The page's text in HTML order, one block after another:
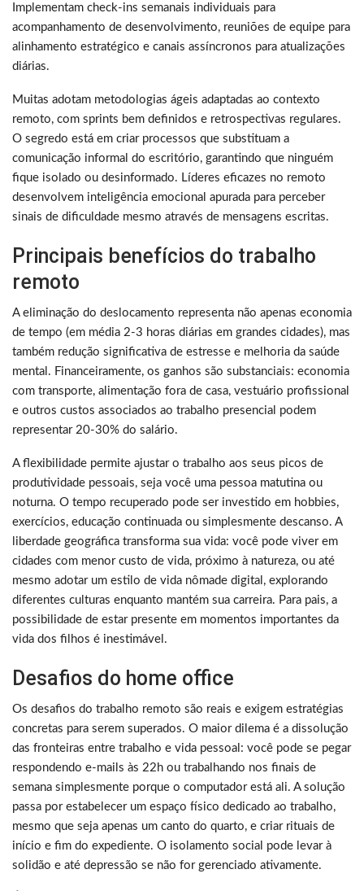
Implementam check-ins semanais individuais para
acompanhamento de desenvolvimento, reuniões de equipe para
alinhamento estratégico e canais assíncronos para atualizações
diárias.
Muitas adotam metodologias ágeis adaptadas ao contexto
remoto, com sprints bem definidos e retrospectivas regulares.
O segredo está em criar processos que substituam a
comunicação informal do escritório, garantindo que ninguém
fique isolado ou desinformado. Líderes eficazes no remoto
desenvolvem inteligência emocional apurada para perceber
sinais de dificuldade mesmo através de mensagens escritas.
Principais benefícios do trabalho
remoto
A eliminação do deslocamento representa não apenas economia
de tempo (em média 2-3 horas diárias em grandes cidades), mas
também redução significativa de estresse e melhoria da saúde
mental. Financeiramente, os ganhos são substanciais: economia
com transporte, alimentação fora de casa, vestuário profissional
e outros custos associados ao trabalho presencial podem
representar 20-30% do salário.
A flexibilidade permite ajustar o trabalho aos seus picos de
produtividade pessoais, seja você uma pessoa matutina ou
noturna. O tempo recuperado pode ser investido em hobbies,
exercícios, educação continuada ou simplesmente descanso. A
liberdade geográfica transforma sua vida: você pode viver em
cidades com menor custo de vida, próximo à natureza, ou até
mesmo adotar um estilo de vida nômade digital, explorando
diferentes culturas enquanto mantém sua carreira. Para pais, a
possibilidade de estar presente em momentos importantes da
vida dos filhos é inestimável.
Desafios do home office
Os desafios do trabalho remoto são reais e exigem estratégias
concretas para serem superados. O maior dilema é a dissolução
das fronteiras entre trabalho e vida pessoal: você pode se pegar
respondendo e-mails às 22h ou trabalhando nos finais de
semana simplesmente porque o computador está ali. A solução
passa por estabelecer um espaço físico dedicado ao trabalho,
mesmo que seja apenas um canto do quarto, e criar rituais de
início e fim do expediente. O isolamento social pode levar à
solidão e até depressão se não for gerenciado ativamente.